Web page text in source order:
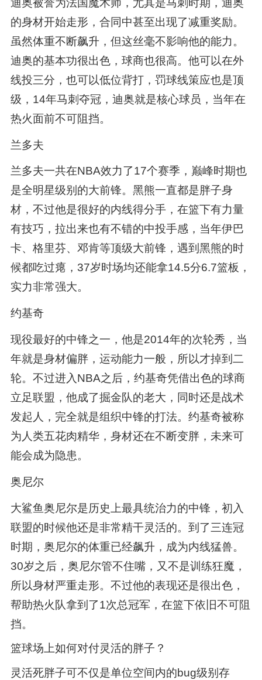
的身材开始走形，合同中甚至出现了减重奖励。
虽然体重不断飙升，但这丝毫不影响他的能力。
迪奥的基本功很出色，球商也很高。他可以在外
线投三分，也可以低位背打，罚球线策应也是顶
级，14年马刺夺冠，迪奥就是核心球员，当年在
热火面前不可阻挡。
兰多夫
兰多夫一共在NBA效力了17个赛季，巅峰时期也
是全明星级别的大前锋。黑熊一直都是胖子身
材，不过他是很好的内线得分手，在篮下有力量
有技巧，拉出来也有不错的中投手感，当年伊巴
卡、格里芬、邓肯等顶级大前锋，遇到黑熊的时
候都吃过瘪，37岁时场均还能拿14.5分6.7篮板，
实力非常强大。
约基奇
现役最好的中锋之一，他是2014年的次轮秀，当
年就是身材偏胖，运动能力一般，所以才掉到二
轮。不过进入NBA之后，约基奇凭借出色的球商
立足联盟，他成了掘金队的老大，同时还是战术
发起人，完全就是组织中锋的打法。约基奇被称
为人类五花肉精华，身材还在不断变胖，未来可
能会成为隐患。
奥尼尔
大鲨鱼奥尼尔是历史上最具统治力的中锋，初入
联盟的时候他还是非常精干灵活的。到了三连冠
时期，奥尼尔的体重已经飙升，成为内线猛兽。
30岁之后，奥尼尔管不住嘴，又不是训练狂魔，
所以身材严重走形。不过他的表现还是很出色，
帮助热火队拿到了1次总冠军，在篮下依旧不可阻
挡。
篮球场上如何对付灵活的胖子？
灵活死胖子可不仅是单位空间内的bug级别存